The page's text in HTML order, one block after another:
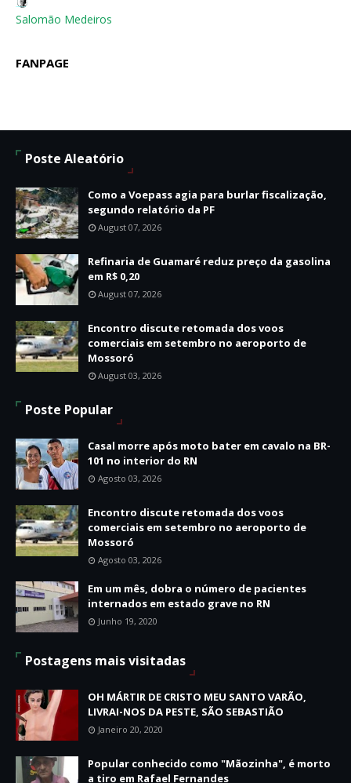
Salomão Medeiros
FANPAGE
Poste Aleatório
Como a Voepass agia para burlar fiscalização,
segundo relatório da PF
August 07, 2026
Refinaria de Guamaré reduz preço da gasolina
em R$ 0,20
August 07, 2026
Encontro discute retomada dos voos
comerciais em setembro no aeroporto de
Mossoró
August 03, 2026
Poste Popular
Casal morre após moto bater em cavalo na BR-
101 no interior do RN
Agosto 03, 2026
Encontro discute retomada dos voos
comerciais em setembro no aeroporto de
Mossoró
Agosto 03, 2026
Em um mês, dobra o número de pacientes
internados em estado grave no RN
Junho 19, 2020
Postagens mais visitadas
OH MÁRTIR DE CRISTO MEU SANTO VARÃO,
LIVRAI-NOS DA PESTE, SÃO SEBASTIÃO
Janeiro 20, 2020
Popular conhecido como "Mãozinha", é morto
a tiro em Rafael Fernandes